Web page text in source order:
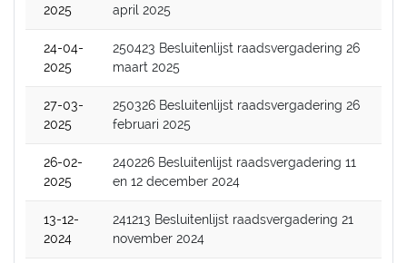
2025 april 2025
24-04-
2025
250423 Besluitenlijst raadsvergadering 26
maart 2025
27-03-
2025
250326 Besluitenlijst raadsvergadering 26
februari 2025
26-02-
2025
240226 Besluitenlijst raadsvergadering 11
en 12 december 2024
13-12-
2024
241213 Besluitenlijst raadsvergadering 21
november 2024